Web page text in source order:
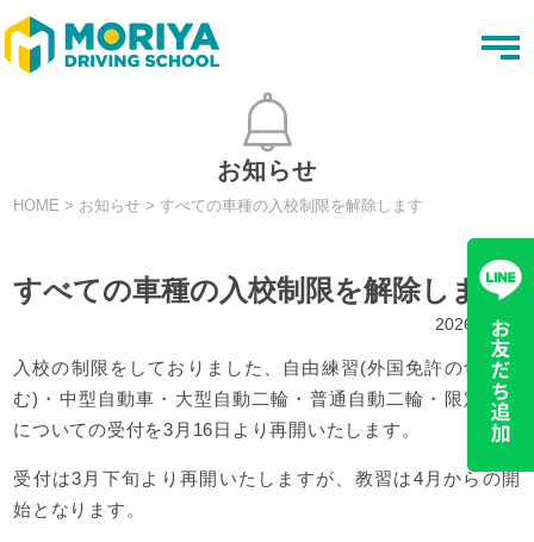
t
o
t
i
n
お知らせ
HOME > お知らせ >すべての車種の入校制限を解除します
すべての車種の入校制限を解除します
2026.02.16
入校の制限をしておりました、自由練習(外国免許の切替含
む)・中型自動車・大型自動二輪・普通自動二輪・限定解除
についての受付を3月16日より再開いたします。
受付は3月下旬より再開いたしますが、教習は4月からの開
始となります。